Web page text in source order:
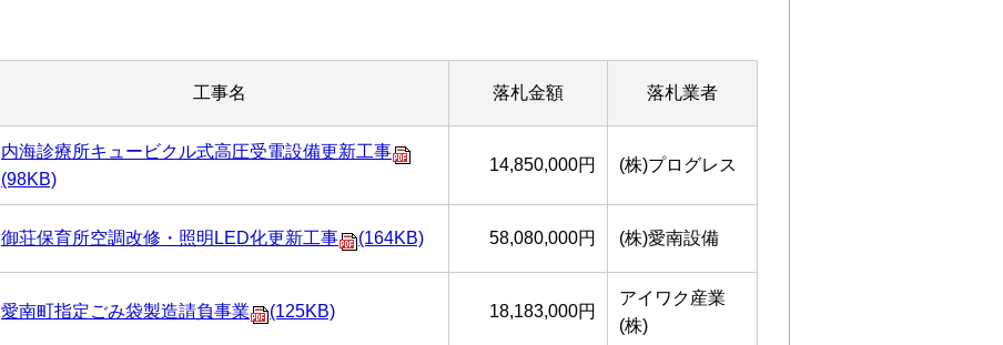
工事名 落札金額 落札業者
内海診療所キュービクル式高圧受電設備更新工事
(98KB)
14,850,000円 (株)プログレス
御荘保育所空調改修・照明LED化更新工事 (164KB) 58,080,000円 (株)愛南設備
愛南町指定ごみ袋製造請負事業 (125KB) 18,183,000円
アイワク産業
(株)